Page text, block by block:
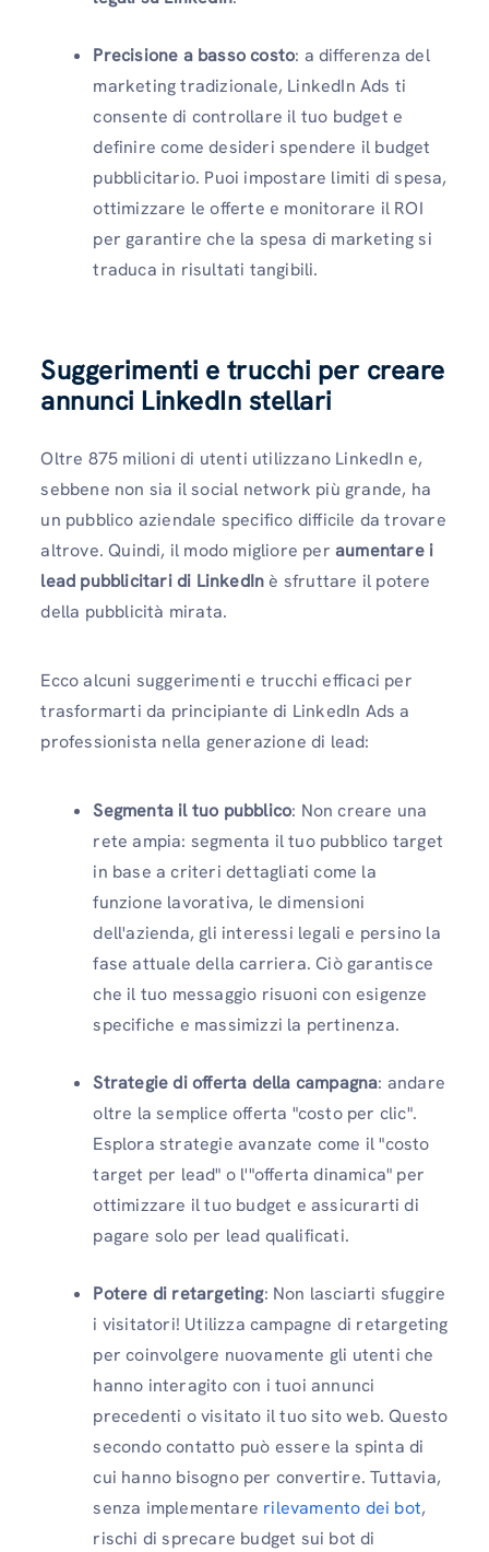
Precisione a basso costo: a differenza del
marketing tradizionale, LinkedIn Ads ti
consente di controllare il tuo budget e
definire come desideri spendere il budget
pubblicitario. Puoi impostare limiti di spesa,
ottimizzare le offerte e monitorare il ROI
per garantire che la spesa di marketing si
traduca in risultati tangibili.
Suggerimenti e trucchi per creare
annunci LinkedIn stellari
Oltre 875 milioni di utenti utilizzano LinkedIn e,
sebbene non sia il social network più grande, ha
un pubblico aziendale specifico difficile da trovare
altrove. Quindi, il modo migliore per aumentare i
lead pubblicitari di LinkedInè sfruttare il potere
della pubblicità mirata.
Ecco alcuni suggerimenti e trucchi efficaci per
trasformarti da principiante di LinkedIn Ads a
professionista nella generazione di lead:
Segmenta il tuo pubblico: Non creare una
rete ampia: segmenta il tuo pubblico target
in base a criteri dettagliati come la
funzione lavorativa, le dimensioni
dell'azienda, gli interessi legali e persino la
fase attuale della carriera. Ciò garantisce
che il tuo messaggio risuoni con esigenze
specifiche e massimizzi la pertinenza.
Strategie di offerta della campagna: andare
oltre la semplice offerta "costo per clic".
Esplora strategie avanzate come il "costo
target per lead" o l'"offerta dinamica" per
ottimizzare il tuo budget e assicurarti di
pagare solo per lead qualificati.
Potere di retargeting: Non lasciarti sfuggire
i visitatori! Utilizza campagne di retargeting
per coinvolgere nuovamente gli utenti che
hanno interagito con i tuoi annunci
precedenti o visitato il tuo sito web. Questo
secondo contatto può essere la spinta di
cui hanno bisogno per convertire. Tuttavia,
senza implementare rilevamento dei bot,
rischi di sprecare budget sui bot di